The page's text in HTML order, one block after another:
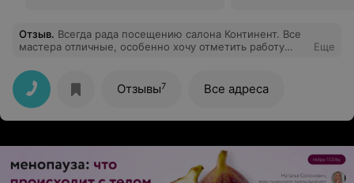
Отзыв. Всегда рада посещению салона Континент. Все
мастера отличные, особенно хочу отметить работу
девочки, за ваш чудесный труд, и как результат,
хорошее настроение, которое вы дарите своим
клиентам....
Еще
Отзывы7 Все адреса